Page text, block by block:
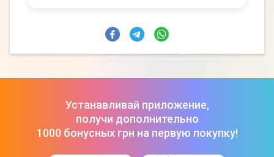
Устанавливай приложение,
получи дополнительно
1000 бонусных грн на первую покупку!